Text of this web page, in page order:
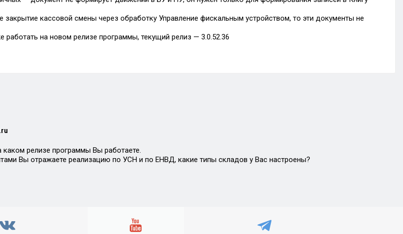
закрытие кассовой смены через обработку Управление фискальным устройством, то эти документы не
работать на новом релизе программы, текущий релиз — 3.0.52.36
каком релизе программы Вы работаете.
Вы отражаете реализацию по УСН и по ЕНВД, какие типы складов у Вас настроены?